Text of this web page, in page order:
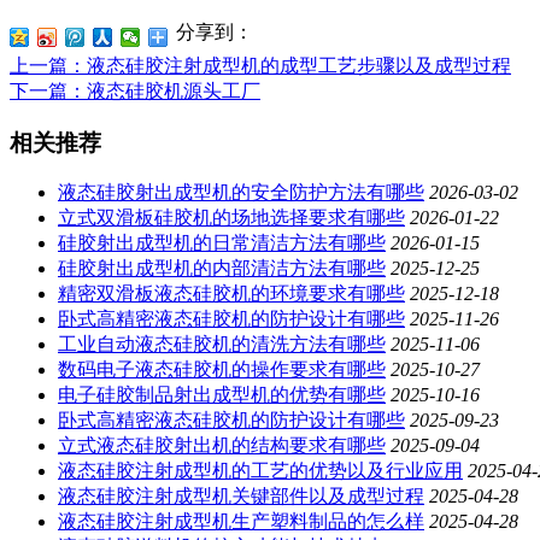
分享到：
上一篇 ：液态硅胶注射成型机的成型工艺步骤以及成型过程
下一篇 ：液态硅胶机源头工厂
相关推荐
液态硅胶射出成型机的安全防护方法有哪些 2026-03-02
立式双滑板硅胶机的场地选择要求有哪些 2026-01-22
硅胶射出成型机的日常清洁方法有哪些 2026-01-15
硅胶射出成型机的内部清洁方法有哪些 2025-12-25
精密双滑板液态硅胶机的环境要求有哪些 2025-12-18
卧式高精密液态硅胶机的防护设计有哪些 2025-11-26
工业自动液态硅胶机的清洗方法有哪些 2025-11-06
数码电子液态硅胶机的操作要求有哪些 2025-10-27
电子硅胶制品射出成型机的优势有哪些 2025-10-16
卧式高精密液态硅胶机的防护设计有哪些 2025-09-23
立式液态硅胶射出机的结构要求有哪些 2025-09-04
液态硅胶注射成型机的工艺的优势以及行业应用 2025-
液态硅胶注射成型机关键部件以及成型过程 2025-04-28
液态硅胶注射成型机生产塑料制品的怎么样 2025-04-28